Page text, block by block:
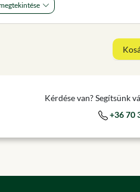
Kérdése van? Segítsünk
+36 70